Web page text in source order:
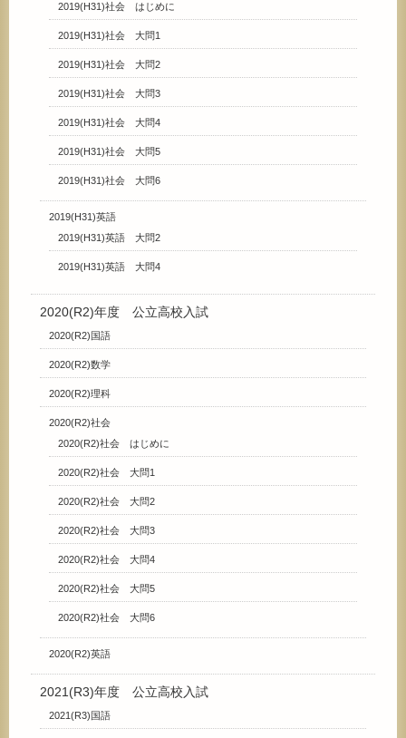
2019(H31)社会 はじめに
2019(H31)社会 大問1
2019(H31)社会 大問2
2019(H31)社会 大問3
2019(H31)社会 大問4
2019(H31)社会 大問5
2019(H31)社会 大問6
2019(H31)英語
2019(H31)英語 大問2
2019(H31)英語 大問4
2020(R2)年度 公立高校入試
2020(R2)国語
2020(R2)数学
2020(R2)理科
2020(R2)社会
2020(R2)社会 はじめに
2020(R2)社会 大問1
2020(R2)社会 大問2
2020(R2)社会 大問3
2020(R2)社会 大問4
2020(R2)社会 大問5
2020(R2)社会 大問6
2020(R2)英語
2021(R3)年度 公立高校入試
2021(R3)国語